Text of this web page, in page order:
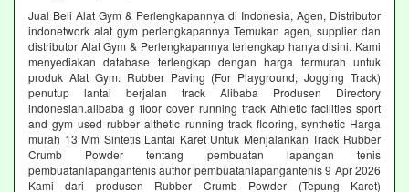
Jual Beli Alat Gym & Perlengkapannya di Indonesia, Agen, Distributor
indonetwork alat gym perlengkapannya Temukan agen, supplier dan
distributor Alat Gym & Perlengkapannya terlengkap hanya disini. Kami
menyediakan database terlengkap dengan harga termurah untuk
produk Alat Gym. Rubber Paving (For Playground, Jogging Track)
penutup lantai berjalan track Alibaba Produsen Directory
indonesian.alibaba g floor cover running track Athletic facilities sport
and gym used rubber althetic running track flooring, synthetic Harga
murah 13 Mm Sintetis Lantai Karet Untuk Menjalankan Track Rubber
Crumb Powder tentang pembuatan lapangan tenis
pembuatanlapangantenis author pembuatanlapangantenis 9 Apr 2026
Kami dari produsen Rubber Crumb Powder (Tepung Karet)